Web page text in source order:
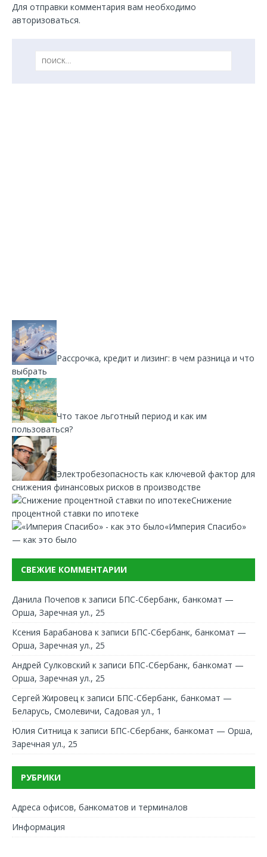
Для отправки комментария вам необходимо
авторизоваться.
Рассрочка, кредит и лизинг: в чем разница и что
выбрать
Что такое льготный период и как им
пользоваться?
Электробезопасность как ключевой фактор для
снижения финансовых рисков в производстве
Снижение
процентной ставки по ипотеке
«Империя Спасибо»
— как это было
СВЕЖИЕ КОММЕНТАРИИ
Данила Почепов к записи БПС-Сбербанк, банкомат —
Орша, Заречная ул., 25
Ксения Барабанова к записи БПС-Сбербанк, банкомат —
Орша, Заречная ул., 25
Андрей Сулковский к записи БПС-Сбербанк, банкомат —
Орша, Заречная ул., 25
Сергей Жировец к записи БПС-Сбербанк, банкомат —
Беларусь, Смолевичи, Садовая ул., 1
Юлия Ситница к записи БПС-Сбербанк, банкомат — Орша,
Заречная ул., 25
РУБРИКИ
Адреса офисов, банкоматов и терминалов
Информация